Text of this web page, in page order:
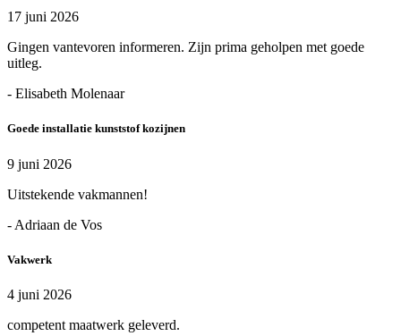
17 juni 2026
Gingen vantevoren informeren. Zijn prima geholpen met goede
uitleg.
- Elisabeth Molenaar
Goede installatie kunststof kozijnen
9 juni 2026
Uitstekende vakmannen!
- Adriaan de Vos
Vakwerk
4 juni 2026
competent maatwerk geleverd.